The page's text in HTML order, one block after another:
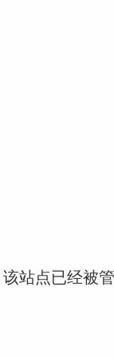
站点已经被